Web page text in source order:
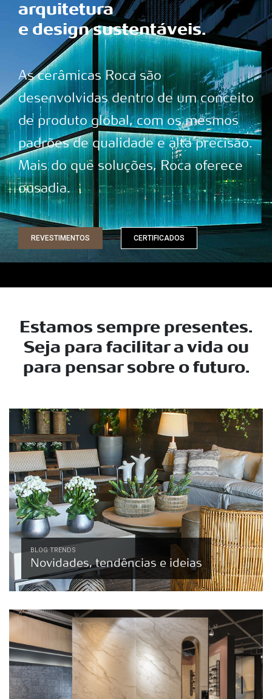
arquitetura
e design sustentáveis.
As cerâmicas Roca são
desenvolvidas dentro de um conceito
de produto global, com os mesmos
padrões de qualidade e alta precisão.
Mais do que soluções, Roca oferece
ousadia.
REVESTIMENTOS CERTIFICADOS
Estamos sempre presentes.
Seja para facilitar a vida ou
para pensar sobre o futuro.
BLOG TRENDS
Novidades, tendências e ideias